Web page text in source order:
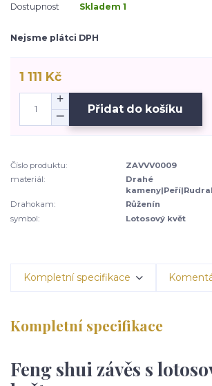
Dostupnost Skladem 1
Nejsme plátci DPH
1 111 Kč
Přidat do košíku
Číslo produktu:
ZAVVV0009
materiál:
Drahé
Drahokam:
Růženín
symbol:
Lotosový květ
Kompletní specifikace
Kompletní specifikace
Feng shui závěs s